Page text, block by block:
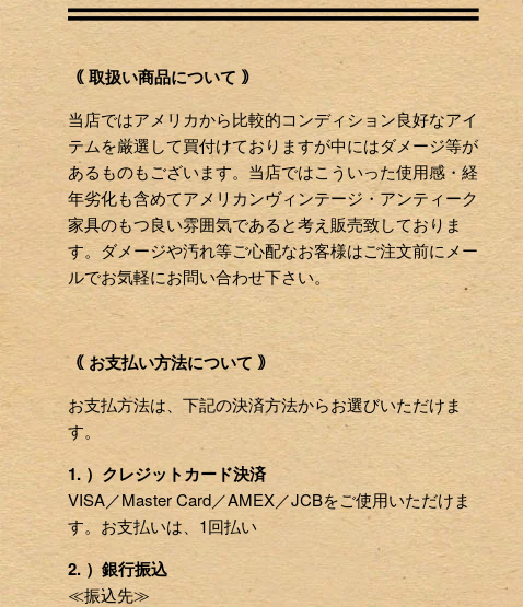
｟ 取扱い商品について ｠
当店ではアメリカから比較的コンディション良好なアイ
テムを厳選して買付けておりますが中にはダメージ等が
あるものもございます。当店ではこういった使用感・経
年劣化も含めてアメリカンヴィンテージ・アンティーク
家具のもつ良い雰囲気であると考え販売致しておりま
す。ダメージや汚れ等ご心配なお客様はご注文前にメー
ルでお気軽にお問い合わせ下さい。
｟ お支払い方法について ｠
お支払方法は、下記の決済方法からお選びいただけま
す。
1. ）クレジットカード決済
VISA／Master Card／AMEX／JCBをご使用いただけま
す。お支払いは、1回払い
2. ）銀行振込
≪振込先≫